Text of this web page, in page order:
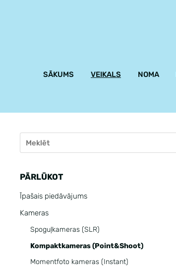
SĀKUMS VEIKALS NOMA
PĀRLŪKOT
Īpašais piedāvājums
Kameras
Spoguļkameras (SLR)
Kompaktkameras (Point&Shoot)
Momentfoto kameras (Instant)